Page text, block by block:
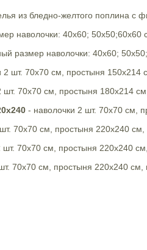
из бледно-желтого поплина
наволочки: 40х60;
размер наволочки: 40х60;
2 шт. 70х70 см, простыня 150х214
шт. 70х70 см, простыня 180х214
- наволочки 2 шт. 70х70 см,
70х70 см, простыня 220х240
шт. 70х70 см, простыня 220х240
70х70 см, простыня 220х240